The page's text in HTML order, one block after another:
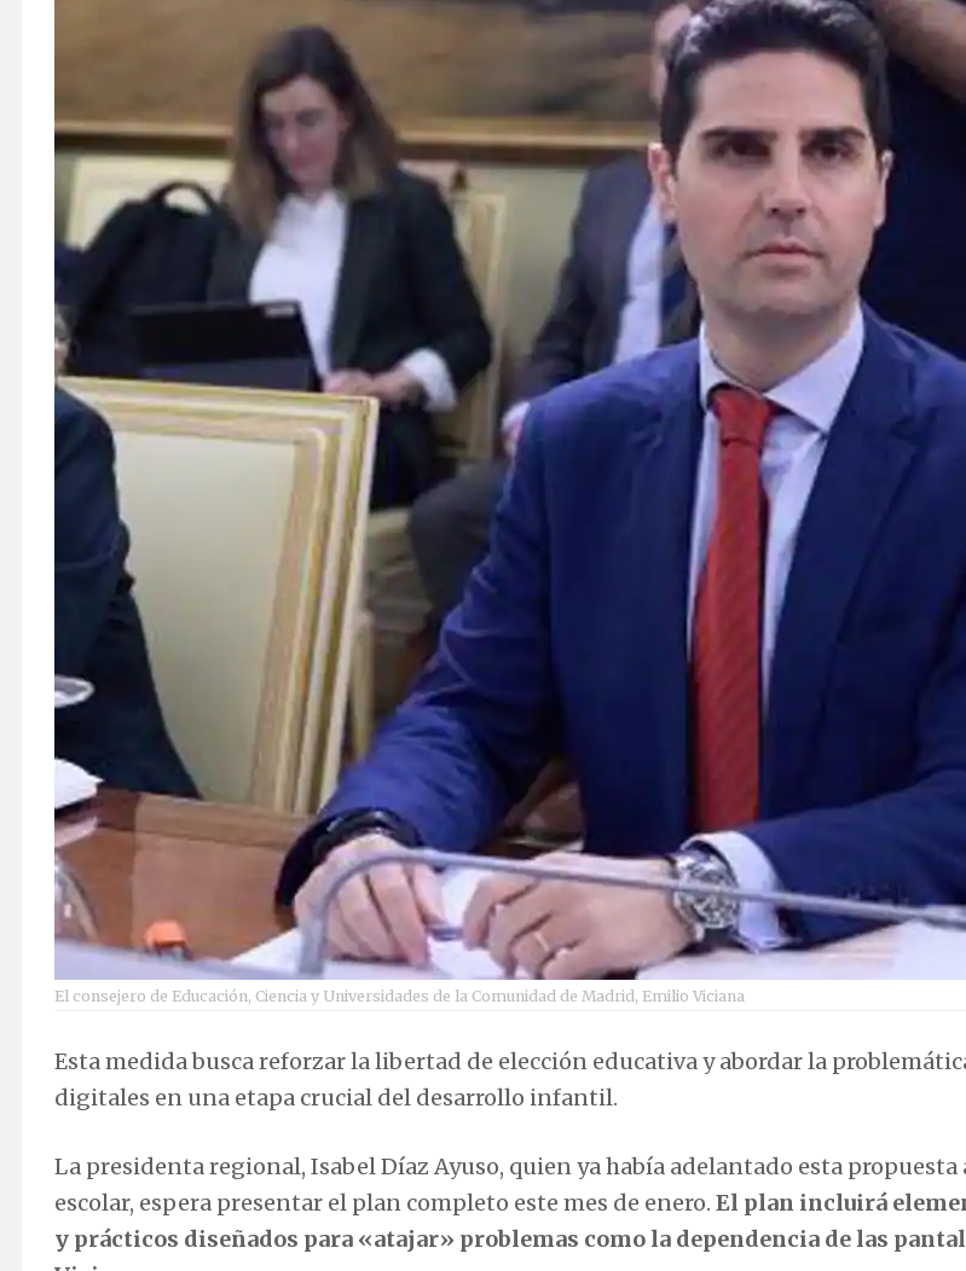
El consejero de Educación, Ciencia y Universidades de la Comunidad de Madrid, Emilio Viciana
Esta medida busca reforzar la libertad de elección educativa y abordar la
digitales en una etapa crucial del desarrollo infantil.
La presidenta regional, Isabel Díaz Ayuso, quien ya había adelantado esta
escolar, espera presentar el plan completo este mes de enero. El plan incluirá
y prácticos diseñados para «atajar» problemas como la dependencia de las